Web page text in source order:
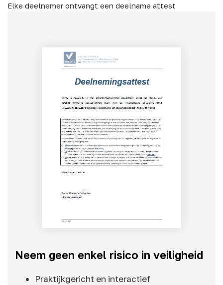
Elke deelnemer ontvangt een deelname attest
Neem geen enkel risico in veiligheid
Praktijkgericht en interactief